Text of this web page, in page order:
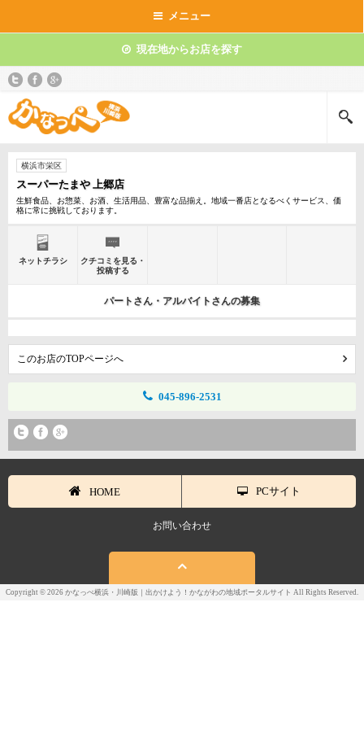
メニュー
現在地からお店を探す
横浜市栄区
スーパーたまや 上郷店
生鮮食品、お惣菜、お酒、生活用品、豊富な品揃え。地域一番店となるべくサービス、価
格に常に挑戦しております。
ネットチラシ
クチコミを見る・
投稿する
パートさん・アルバイトさんの募集
このお店のTOPページへ
045-896-2531
HOME PCサイト
お問い合わせ
Copyright © 2026 かなっぺ横浜・川崎版｜出かけよう！かながわの地域ポータルサイト All Rights Reserved.